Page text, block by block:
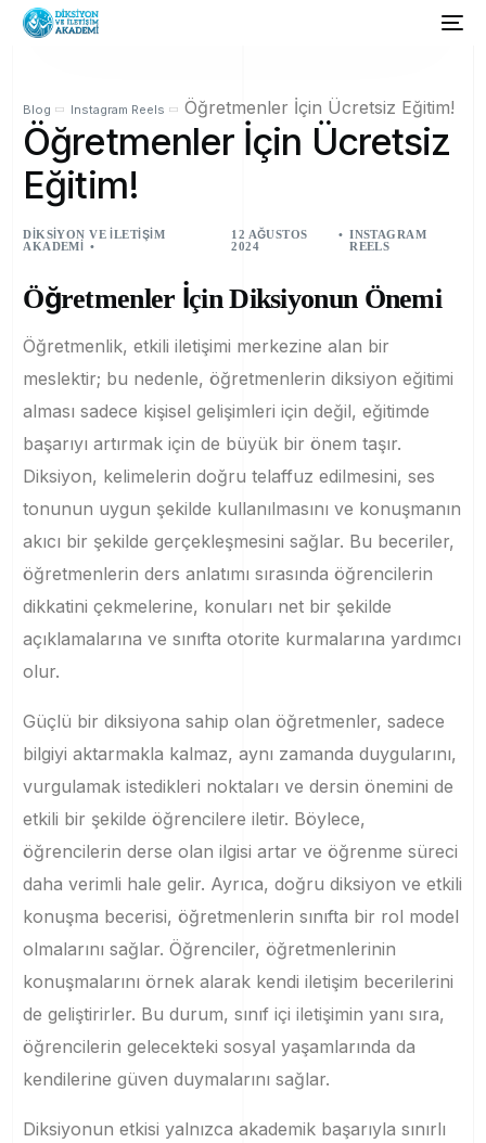
Blog Instagram Reels Öğretmenler İçin Ücretsiz Eğitim!
Öğretmenler İçin Ücretsiz
Eğitim!
DIKSIYON VE İLETIŞIM
AKADEMI
12 AĞUSTOS
2024
INSTAGRAM
REELS
Öğretmenler İçin Diksiyonun Önemi
Öğretmenlik, etkili iletişimi merkezine alan bir
meslektir; bu nedenle, öğretmenlerin diksiyon eğitimi
alması sadece kişisel gelişimleri için değil, eğitimde
başarıyı artırmak için de büyük bir önem taşır.
Diksiyon, kelimelerin doğru telaffuz edilmesini, ses
tonunun uygun şekilde kullanılmasını ve konuşmanın
akıcı bir şekilde gerçekleşmesini sağlar. Bu beceriler,
öğretmenlerin ders anlatımı sırasında öğrencilerin
dikkatini çekmelerine, konuları net bir şekilde
açıklamalarına ve sınıfta otorite kurmalarına yardımcı
olur.
Güçlü bir diksiyona sahip olan öğretmenler, sadece
bilgiyi aktarmakla kalmaz, aynı zamanda duygularını,
vurgulamak istedikleri noktaları ve dersin önemini de
etkili bir şekilde öğrencilere iletir. Böylece,
öğrencilerin derse olan ilgisi artar ve öğrenme süreci
daha verimli hale gelir. Ayrıca, doğru diksiyon ve etkili
konuşma becerisi, öğretmenlerin sınıfta bir rol model
olmalarını sağlar. Öğrenciler, öğretmenlerinin
konuşmalarını örnek alarak kendi iletişim becerilerini
de geliştirirler. Bu durum, sınıf içi iletişimin yanı sıra,
öğrencilerin gelecekteki sosyal yaşamlarında da
kendilerine güven duymalarını sağlar.
Diksiyonun etkisi yalnızca akademik başarıyla sınırlı